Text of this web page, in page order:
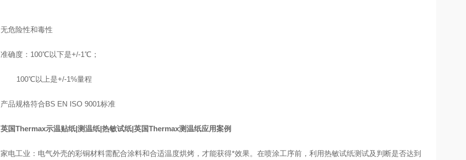
无危险性和毒性
准确度：100℃以下是+/-1℃；
100℃以上是+/-1%量程
产品规格符合BS EN ISO 9001标准
英国Thermax示温贴纸|测温纸|热敏试纸|英国Thermax测温纸应用案例
家电工业：电气外壳的彩铜材料需配合涂料和合适温度烘烤，才能获得*效果。在喷涂工序前，利用热敏试纸测试及判断是否达到